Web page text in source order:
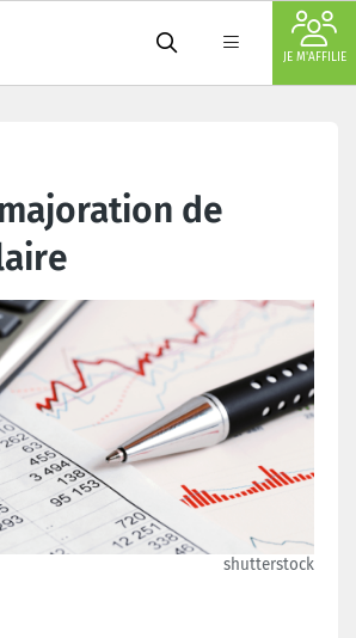
JE M'AFFILIE
de
shutterstock